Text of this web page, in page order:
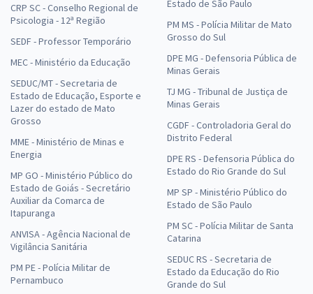
CRP SC - Conselho Regional de
Psicologia - 12ª Região
SEDF - Professor Temporário
MEC - Ministério da Educação
SEDUC/MT - Secretaria de
Estado de Educação, Esporte e
Lazer do estado de Mato
Grosso
MME - Ministério de Minas e
Energia
MP GO - Ministério Público do
Estado de Goiás - Secretário
Auxiliar da Comarca de
Itapuranga
ANVISA - Agência Nacional de
Vigilância Sanitária
PM PE - Polícia Militar de
Pernambuco
Estado de São Paulo
PM MS - Polícia Militar de Mato
Grosso do Sul
DPE MG - Defensoria Pública de
Minas Gerais
TJ MG - Tribunal de Justiça de
Minas Gerais
CGDF - Controladoria Geral do
Distrito Federal
DPE RS - Defensoria Pública do
Estado do Rio Grande do Sul
MP SP - Ministério Público do
Estado de São Paulo
PM SC - Polícia Militar de Santa
Catarina
SEDUC RS - Secretaria de
Estado da Educação do Rio
Grande do Sul